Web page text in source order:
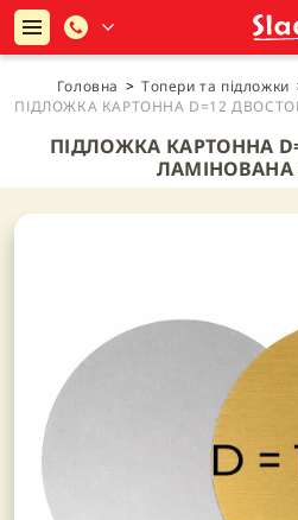
Головна > Топери та підложки
ПІДЛОЖКА КАРТОННА D=12
ПІДЛОЖКА КАРТОННА
ЛАМІНОВАНА